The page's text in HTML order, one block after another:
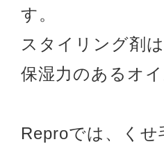
す。
スタイリング剤
保湿力のあるオ
Reproでは、く